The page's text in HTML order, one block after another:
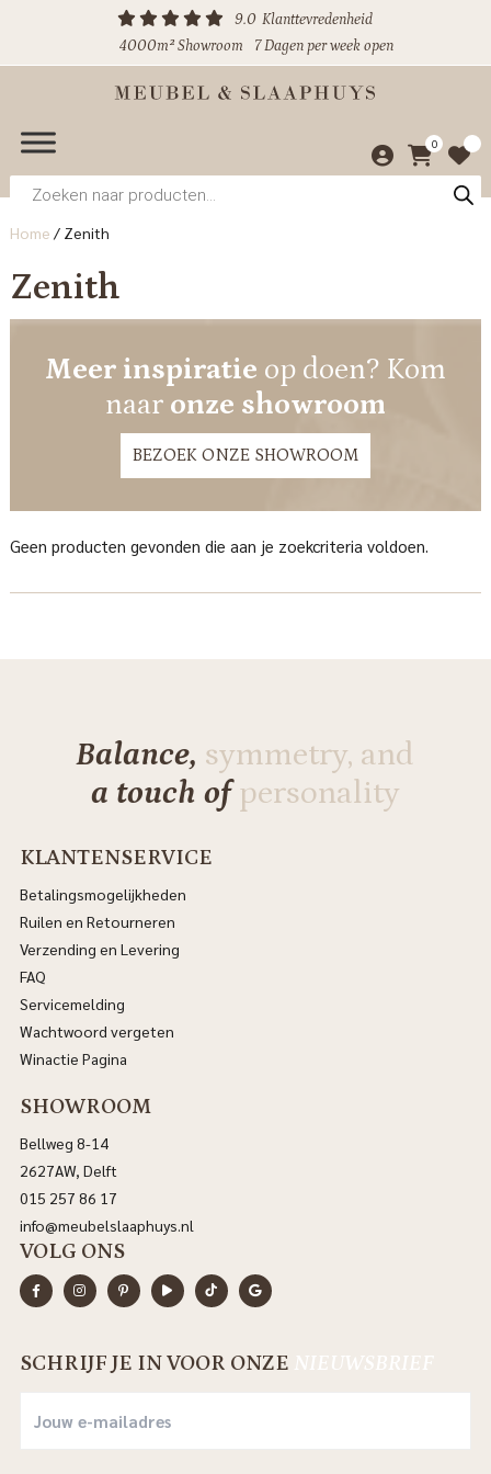
9.0 Klanttevredenheid
4000m² Showroom
7 Dagen per week open
0
Producten
zoeken
Home / Zenith
Zenith
Meer inspiratie op doen? Kom
naar onze showroom
BEZOEK ONZE SHOWROOM
Geen producten gevonden die aan je zoekcriteria voldoen.
Balance, symmetry, and
a touch ofpersonality
KLANTENSERVICE
Betalingsmogelijkheden
Ruilen en Retourneren
Verzending en Levering
FAQ
Servicemelding
Wachtwoord vergeten
Winactie Pagina
SHOWROOM
Bellweg 8-14
2627AW, Delft
015 257 86 17
info@meubelslaaphuys.nl
VOLG ONS
SCHRIJF JE IN VOOR ONZE NIEUWSBRIEF